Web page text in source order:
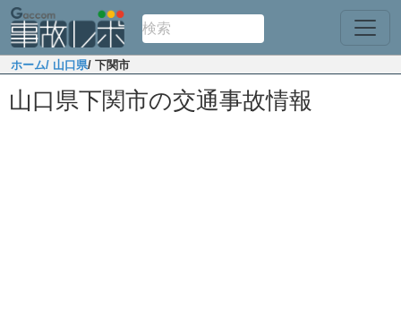
ホーム/ 山口県/ 下関市
山口県下関市の交通事故情報